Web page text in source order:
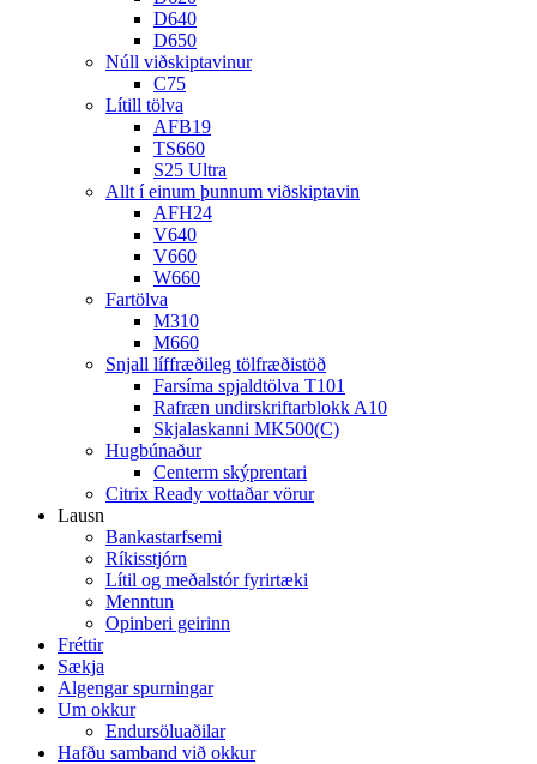
D640
D650
Núll viðskiptavinur
C75
Lítill tölva
AFB19
TS660
S25 Ultra
Allt í einum þunnum viðskiptavin
AFH24
V640
V660
W660
Fartölva
M310
M660
Snjall líffræðileg tölfræðistöð
Farsíma spjaldtölva T101
Rafræn undirskriftarblokk A10
Skjalaskanni MK500(C)
Hugbúnaður
Centerm skýprentari
Citrix Ready vottaðar vörur
Lausn
Bankastarfsemi
Ríkisstjórn
Lítil og meðalstór fyrirtæki
Menntun
Opinberi geirinn
Fréttir
Sækja
Algengar spurningar
Um okkur
Endursöluaðilar
Hafðu samband við okkur